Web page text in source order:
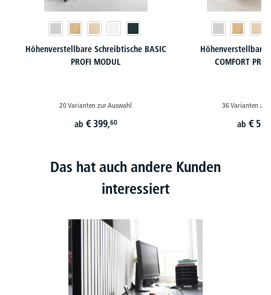
Höhenverstellbare Schreibtische BASIC
PROFI MODUL
20 Varianten zur Auswahl
ab € 399,60
Höhenverstellbare
COMFORT
36 Varianten zur
ab €
Das hat auch andere Kunden
interessiert